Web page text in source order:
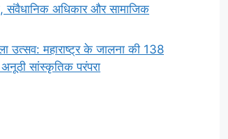
संवैधानिक अधिकार और सामाजिक
उत्सव: महाराष्ट्र के जालना की 138
अनूठी सांस्कृतिक परंपरा